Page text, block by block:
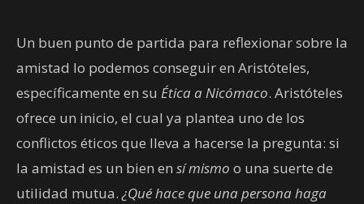
Un buen punto de partida para reflexionar sobre la
amistad lo podemos conseguir en Aristóteles,
específicamente en su Ética a Nicómaco. Aristóteles
ofrece un inicio, el cual ya plantea uno de los
conflictos éticos que lleva a hacerse la pregunta: si
la amistad es un bien en sí mismo o una suerte de
utilidad mutua.¿Qué hace que una persona haga